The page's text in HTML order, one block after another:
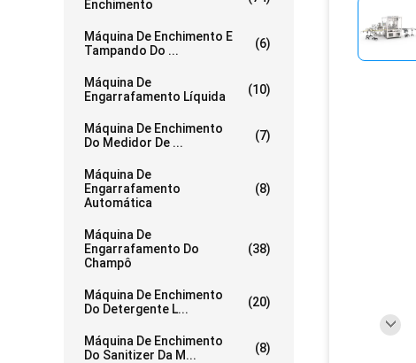
Enchimento
Máquina De Enchimento E
Tampando Do ...
(6)
Máquina De
Engarrafamento Líquida
(10)
Máquina De Enchimento
Do Medidor De ...
(7)
Máquina De
Engarrafamento
Automática
(8)
Máquina De
Engarrafamento Do
Champô
(38)
Máquina De Enchimento
Do Detergente L...
(20)
Máquina De Enchimento
Do Sanitizer Da M...
(8)